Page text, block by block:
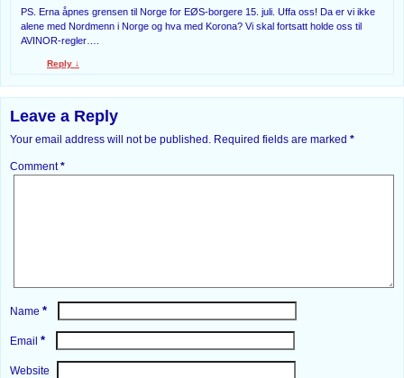
PS. Erna åpnes grensen til Norge for EØS-borgere 15. juli. Uffa oss! Da er vi ikke
alene med Nordmenn i Norge og hva med Korona? Vi skal fortsatt holde oss til
AVINOR-regler….
Reply ↓
Leave a Reply
Your email address will not be published. Required fields are marked *
Comment*
Name *
Email *
Website